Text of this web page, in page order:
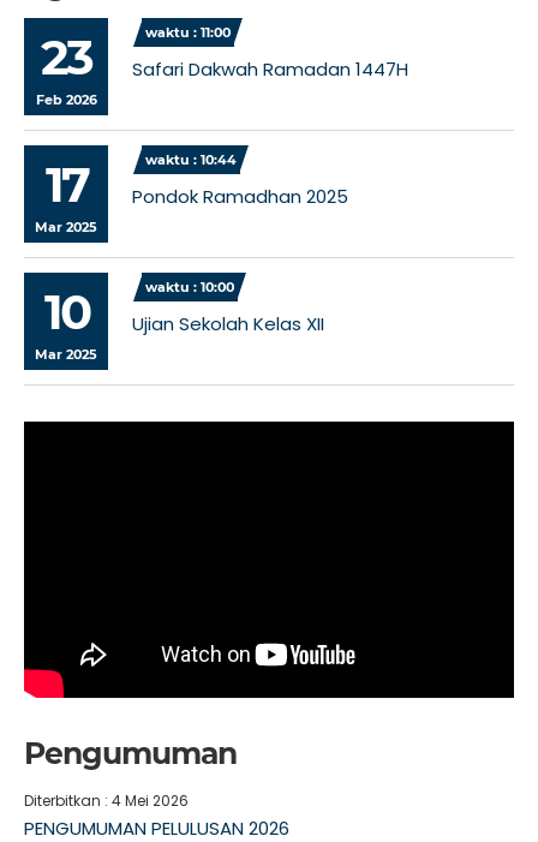
23
Feb 2026
waktu : 11:00
Safari Dakwah Ramadan 1447H
17
Mar 2025
waktu : 10:44
Pondok Ramadhan 2025
10
Mar 2025
waktu : 10:00
Ujian Sekolah Kelas XII
Pengumuman
Diterbitkan : 4 Mei 2026
PENGUMUMAN PELULUSAN 2026